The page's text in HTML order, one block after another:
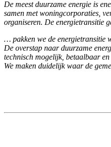
De meest duurzame energie is
samen met woningcorporaties,
organiseren. De energietransitie
… pakken we de energietransitie
De overstap naar duurzame
technisch mogelijk, betaalbaar
We maken duidelijk waar de